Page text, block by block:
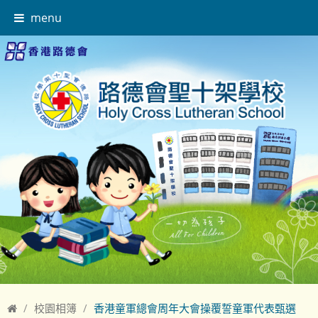
menu
校園相簿 香港童軍總會周年大會操覆誓童軍代表甄選